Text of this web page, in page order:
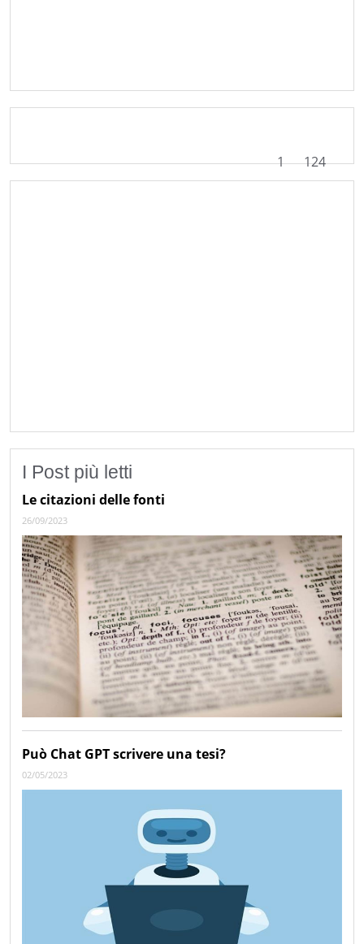
124
1
I Post più letti
Le citazioni delle fonti
26/09/2023
Può Chat GPT scrivere una tesi?
02/05/2023